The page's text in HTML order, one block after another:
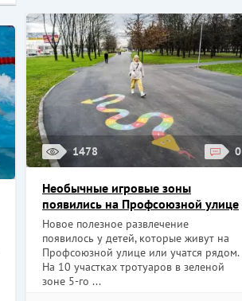
1478 0
Необычные игровые зоны
появились на Профсоюзной улице
Новое полезное развлечение
появилось у детей, которые живут на
Профсоюзной улице или учатся рядом.
На 10 участках тротуаров в зеленой
зоне 5-го ...